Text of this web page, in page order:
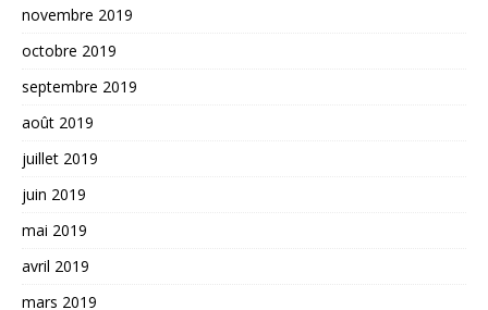
novembre 2019
octobre 2019
septembre 2019
août 2019
juillet 2019
juin 2019
mai 2019
avril 2019
mars 2019